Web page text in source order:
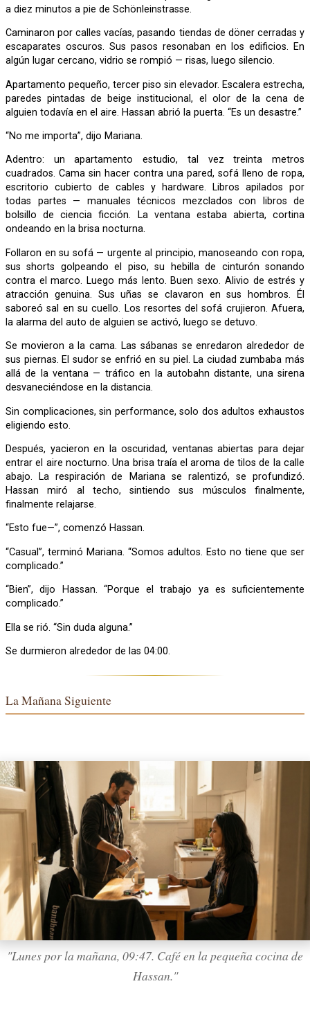
a diez minutos a pie de Schönleinstrasse.
Caminaron por calles vacías, pasando tiendas de döner cerradas y
escaparates oscuros. Sus pasos resonaban en los edificios. En
algún lugar cercano, vidrio se rompió — risas, luego silencio.
Apartamento pequeño, tercer piso sin elevador. Escalera estrecha,
paredes pintadas de beige institucional, el olor de la cena de
alguien todavía en el aire. Hassan abrió la puerta. “Es un desastre.”
“No me importa”, dijo Mariana.
Adentro: un apartamento estudio, tal vez treinta metros
cuadrados. Cama sin hacer contra una pared, sofá lleno de ropa,
escritorio cubierto de cables y hardware. Libros apilados por
todas partes — manuales técnicos mezclados con libros de
bolsillo de ciencia ficción. La ventana estaba abierta, cortina
ondeando en la brisa nocturna.
Follaron en su sofá — urgente al principio, manoseando con ropa,
sus shorts golpeando el piso, su hebilla de cinturón sonando
contra el marco. Luego más lento. Buen sexo. Alivio de estrés y
atracción genuina. Sus uñas se clavaron en sus hombros. Él
saboreó sal en su cuello. Los resortes del sofá crujieron. Afuera,
la alarma del auto de alguien se activó, luego se detuvo.
Se movieron a la cama. Las sábanas se enredaron alrededor de
sus piernas. El sudor se enfrió en su piel. La ciudad zumbaba más
allá de la ventana — tráfico en la autobahn distante, una sirena
desvaneciéndose en la distancia.
Sin complicaciones, sin performance, solo dos adultos exhaustos
eligiendo esto.
Después, yacieron en la oscuridad, ventanas abiertas para dejar
entrar el aire nocturno. Una brisa traía el aroma de tilos de la calle
abajo. La respiración de Mariana se ralentizó, se profundizó.
Hassan miró al techo, sintiendo sus músculos finalmente,
finalmente relajarse.
“Esto fue—”, comenzó Hassan.
“Casual”, terminó Mariana. “Somos adultos. Esto no tiene que ser
complicado.”
“Bien”, dijo Hassan. “Porque el trabajo ya es suficientemente
complicado.”
Ella se rió. “Sin duda alguna.”
Se durmieron alrededor de las 04:00.
La Mañana Siguiente
"Lunes por la mañana, 09:47. Café en la pequeña cocina de
Hassan."